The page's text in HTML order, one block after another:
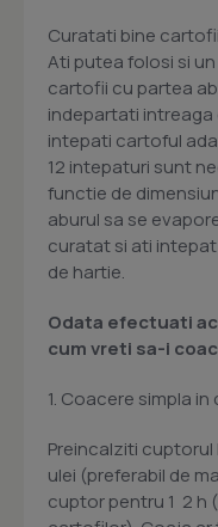
Curatati bine
Ati putea folosi si
cartofii cu partea
indepartati
intepati cartoful
12 intepaturi sunt
functie de
aburul sa se
curatat si ati
de hartie.
Odata efectuati
cum vreti sa-i
1. Coacere simpla
Preincalziti cuptorul
ulei (preferabil de
cuptor pentru 1  2